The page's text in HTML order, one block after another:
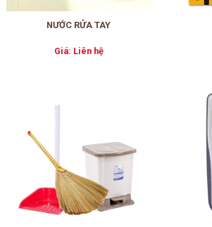
NƯỚC RỬA TAY
Giá: Liên hệ